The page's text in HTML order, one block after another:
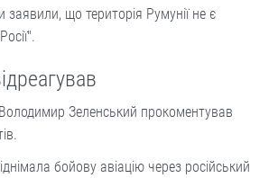
заявили, що територія Румунії не є
Зеленський прокоментував
бойову авіацію через російський